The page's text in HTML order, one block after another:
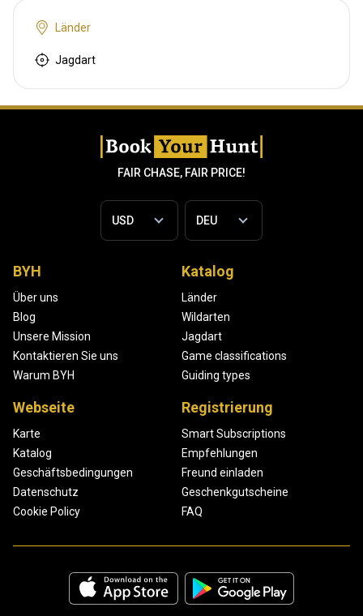
Länder
Jagdart
FAIR CHASE, FAIR PRICE!
BYH
Über uns
Blog
Unsere Mission
Kontaktieren Sie uns
Warum BYH
Katalog
Länder
Wildarten
Jagdart
Game classifications
Guiding types
Webseite
Karte
Katalog
Geschäftsbedingungen
Datenschutz
Cookie Policy
Registrierung
Smart Subscriptions
Empfehlungen
Freund einladen
Geschenkgutscheine
FAQ